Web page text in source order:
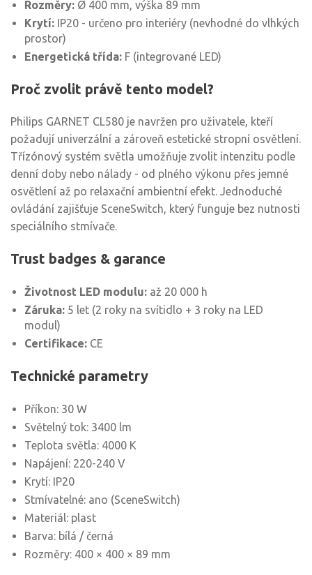
Rozměry: Ø 400 mm, výška 89 mm
Krytí: IP20 - určeno pro interiéry (nevhodné do vlhkých
prostor)
Energetická třída: F (integrované LED)
Proč zvolit právě tento model?
Philips GARNET CL580 je navržen pro uživatele, kteří
požadují univerzální a zároveň estetické stropní osvětlení.
Třízónový systém světla umožňuje zvolit intenzitu podle
denní doby nebo nálady - od plného výkonu přes jemné
osvětlení až po relaxační ambientní efekt. Jednoduché
ovládání zajišťuje SceneSwitch, který funguje bez nutnosti
speciálního stmívače.
Trust badges & garance
Životnost LED modulu: až 20 000 h
Záruka: 5 let (2 roky na svítidlo + 3 roky na LED
modul)
Certifikace: CE
Technické parametry
Příkon: 30 W
Světelný tok: 3400 lm
Teplota světla: 4000 K
Napájení: 220-240 V
Krytí: IP20
Stmívatelné: ano (SceneSwitch)
Materiál: plast
Barva: bílá / černá
Rozměry: 400 × 400 × 89 mm